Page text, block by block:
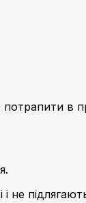
в
не